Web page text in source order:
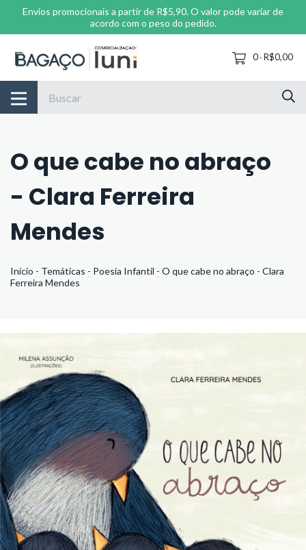
Envios promocionais a partir de R$5,90. O valor pode variar de
acordo com o peso do pedido.
0-R$0,00
O que cabe no abraço
- Clara Ferreira
Mendes
Início - Temáticas - Poesia Infantil - O que cabe no abraço - Clara
Ferreira Mendes